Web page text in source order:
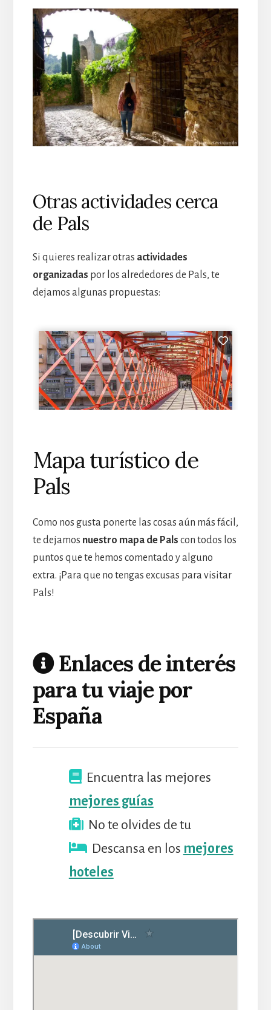
Otras actividades cerca
de Pals
Si quieres realizar otras actividades
organizadas por los alrededores de Pals, te
dejamos algunas propuestas:
Mapa turístico de
Pals
Como nos gusta ponerte las cosas aún más fácil,
te dejamos nuestro mapa de Pals con todos los
puntos que te hemos comentado y alguno
extra. ¡Para que no tengas excusas para visitar
Pals!
Enlaces de interés
para tu viaje por
España
Encuentra las mejores
mejores guías
No te olvides de tu
Descansa en los mejores
hoteles